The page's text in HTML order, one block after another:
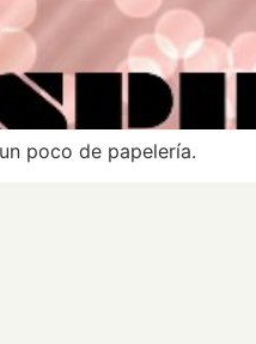
poco de papelería.